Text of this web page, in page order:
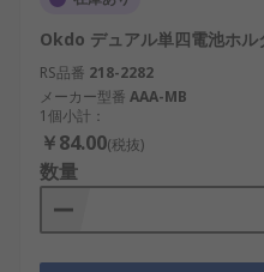
Okdo デュアル単四電池ホ
RS品番 218-2282
メーカー型番 AAA-MB
1個小計：
￥84.00(税抜)
数量